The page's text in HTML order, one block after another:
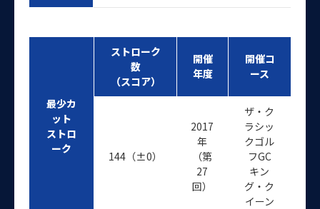
最少カ
ット
ストロ
ーク
ストローク
数
（スコア）
開催
年度
開催コ
ース
144（±0）
2017
年
（第
27
回）
ザ・ク
ラシッ
クゴル
フGC
キン
グ・ク
イーン